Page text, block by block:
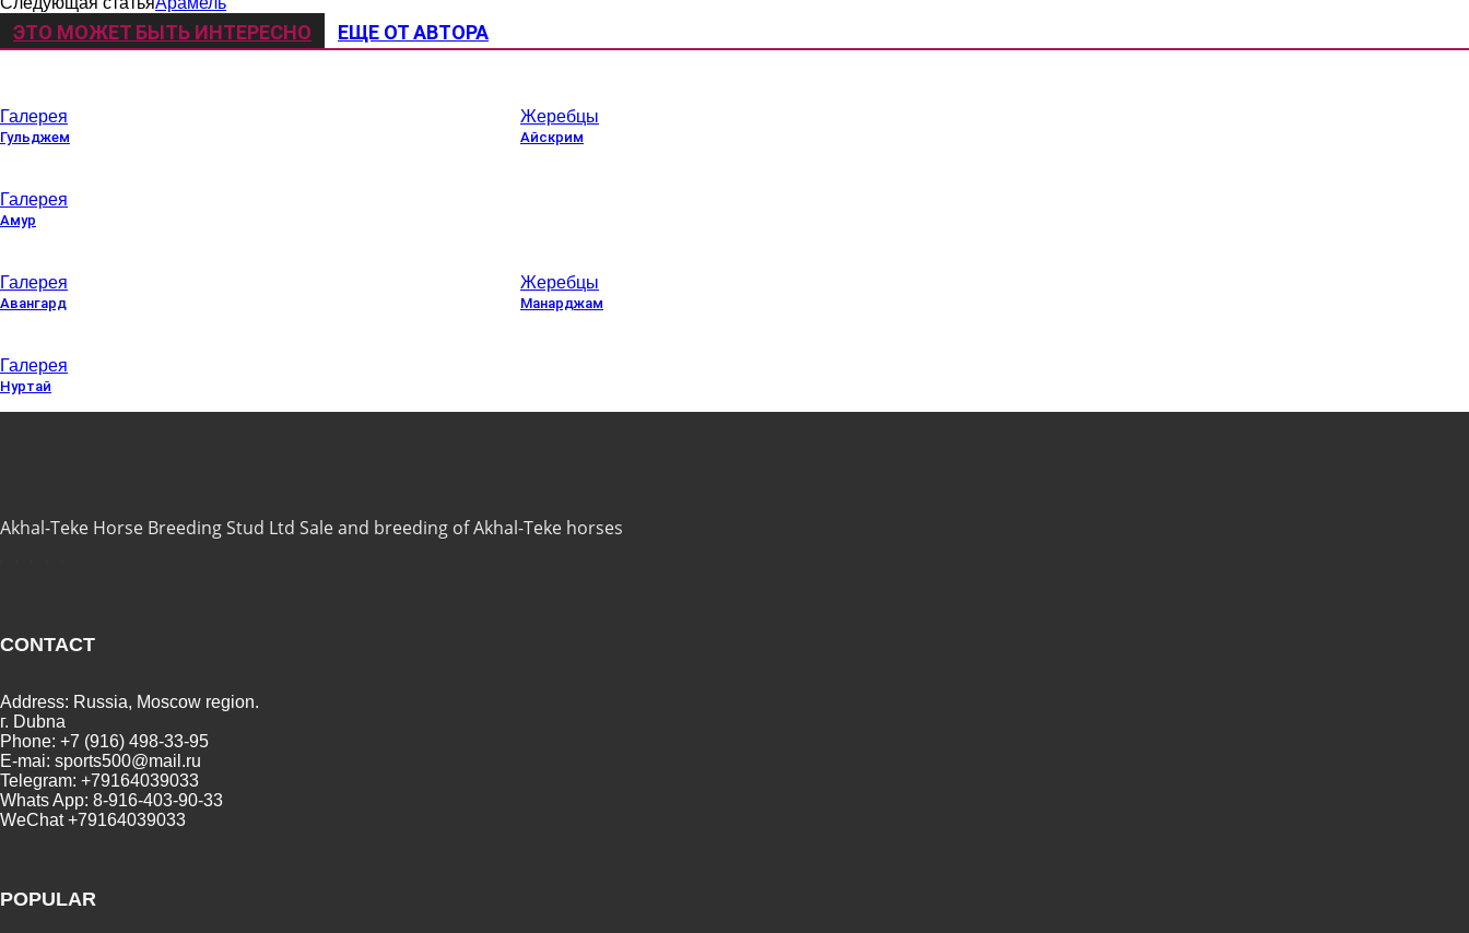
ЭТО МОЖЕТ БЫТЬ ИНТЕРЕСНО ЕЩЕ ОТ АВТОРА
Галерея
Гульджем
Жеребцы
Айскрим
Галерея
Амур
Галерея
Авангард
Жеребцы
Манарджам
Галерея
Нуртай
Akhal-Teke Horse Breeding Stud Ltd Sale and breeding of Akhal-Teke horses
CONTACT
Address: Russia, Moscow region.
г. Dubna
Phone: +7 (916) 498-33-95
E-mai: sports500@mail.ru
Telegram: +79164039033
Whats App: 8-916-403-90-33
WeChat +79164039033
POPULAR